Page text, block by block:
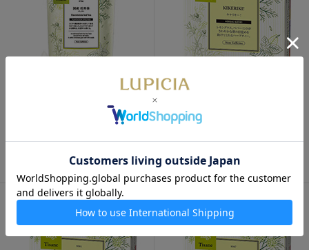
個入
1,880円
キケリキー！ ティーバッグ 10
個定番デザインBOX入